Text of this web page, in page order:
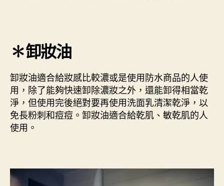
✽卸妝油
卸妝油適合給妝感比較濃或是使用防水商品的人使
用，除了能夠快速卸除濃妝之外，還能卸得相當乾
淨，但使用完後絕對要再使用洗面乳清潔乾淨，以
免長粉刺和痘痘。卸妝油適合給乾肌、敏乾肌的人
使用。